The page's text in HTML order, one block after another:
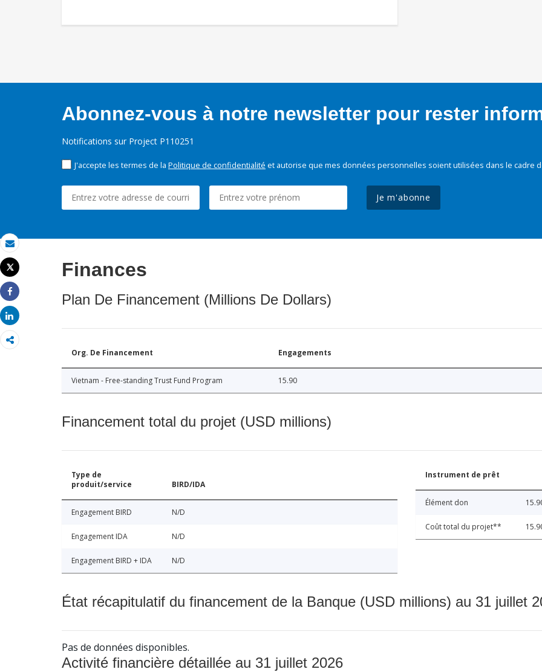
Email
Imprimer
Tweet
Share
Share
Abonnez-vous à notre newsletter pour rester
Notifications sur Project P110251
J'accepte les termes de la Politique de confidentialité et autorise que mes données personnelles soient utilisées dans le cadre
Je m'abonne
Finances
Plan De Financement (Millions De Dollars)
Org. De Financement Engagements
Vietnam - Free-standing Trust Fund Program 15.90
Financement total du projet (USD millions)
Type de
produit/service
BIRD/IDA
Engagement BIRD N/D
Engagement IDA N/D
Engagement BIRD + IDA N/D
Instrument de prêt
Élément don
Coût total du projet**
État récapitulatif du financement de la Banque (USD millions) au 31 juillet
Pas de données disponibles.
Activité financière détaillée au 31 juillet 2026